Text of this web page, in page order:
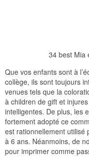
34 best Mia
Que vos enfants sont à
collège, ils sont toujours
venues tels que la
à children de gift et
intelligentes. De plus, les
fortement adopté ce
est rationnellement utilisé
à 6 ans. Néanmoins, de
pour imprimer comme